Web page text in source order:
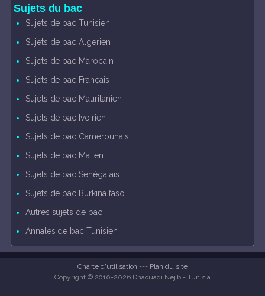
Sujets du bac
Sujets de bac Tunisien
Sujets de bac Algerien
Sujets de bac Marocain
Sujets de bac Français
Sujets de bac Mauritanien
Sujets de bac Ivoirien
Sujets de bac Camerounais
Sujets de bac Malien
Sujets de bac Sénégalais
Sujets de bac Burkina faso
Autres sujets de bac
Annales de bac Tunisien
Charte d'utilisation --- Plan du site
Copyright © 2010-2026 Dhaouadi Nejib - Tunisia